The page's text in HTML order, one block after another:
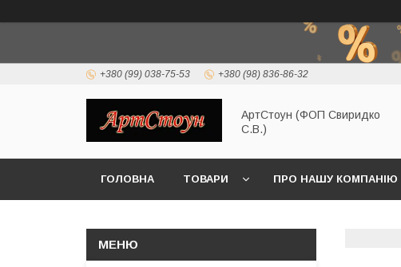
+380 (99) 038-75-53 +380 (98) 836-86-32
АртСтоун (ФОП Свиридко
С.В.)
ГОЛОВНА ТОВАРИ ПРО НАШУ КОМПАНІЮ